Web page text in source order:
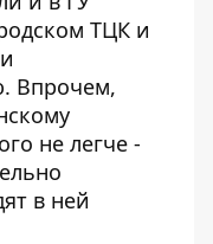
ТЦК и
Впрочем,
не легче -
в ней